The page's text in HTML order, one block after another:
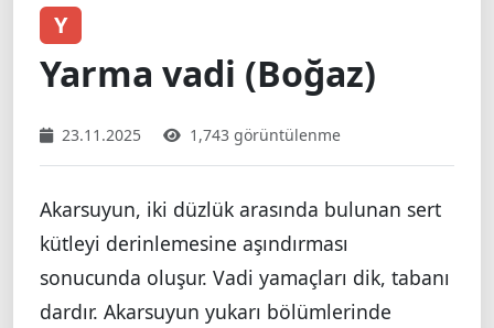
Y
Yarma vadi (Boğaz)
23.11.2025 1,743 görüntülenme
Akarsuyun, iki düzlük arasında bulunan sert
kütleyi derinlemesine aşındırması
sonucunda oluşur. Vadi yamaçları dik, tabanı
dardır. Akarsuyun yukarı bölümlerinde